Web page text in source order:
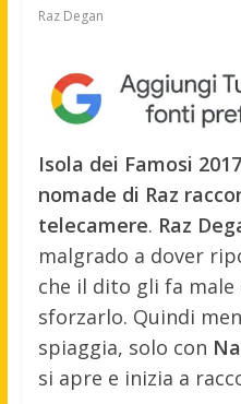
Raz Degan
Isola dei Famosi
nomade di Raz
telecamere. Raz
malgrado a dover
che il dito gli fa
sforzarlo. Quindi
spiaggia, solo con
si apre e inizia a